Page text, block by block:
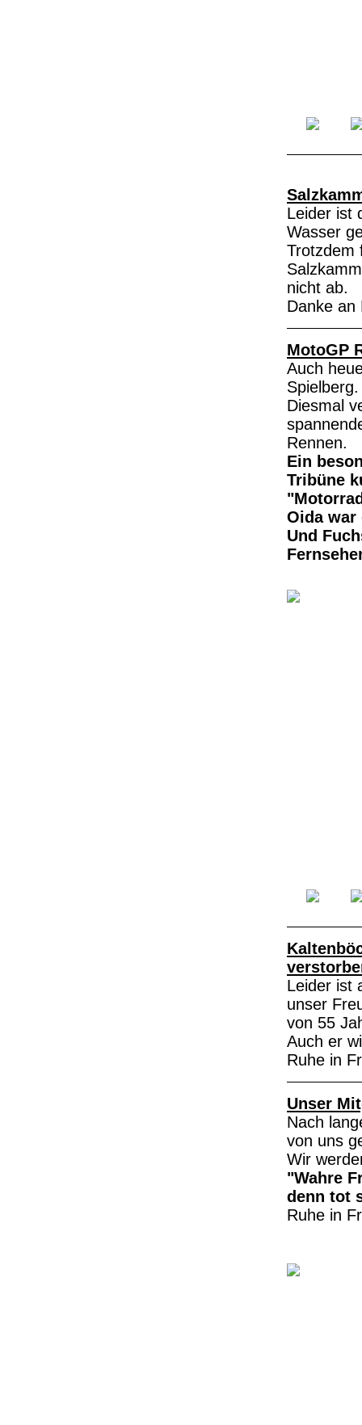
Leider ist
Wasser
Trotzdem
nicht ab.
Danke an
MotoGP
Auch
Spielberg.
Diesmal
Rennen.
Ein
Tribüne
Oida war
Und
Leider ist
unser
von 55
Auch er
Ruhe in
Unser
Nach
von uns
Wir
"Wahre
denn tot
Ruhe in